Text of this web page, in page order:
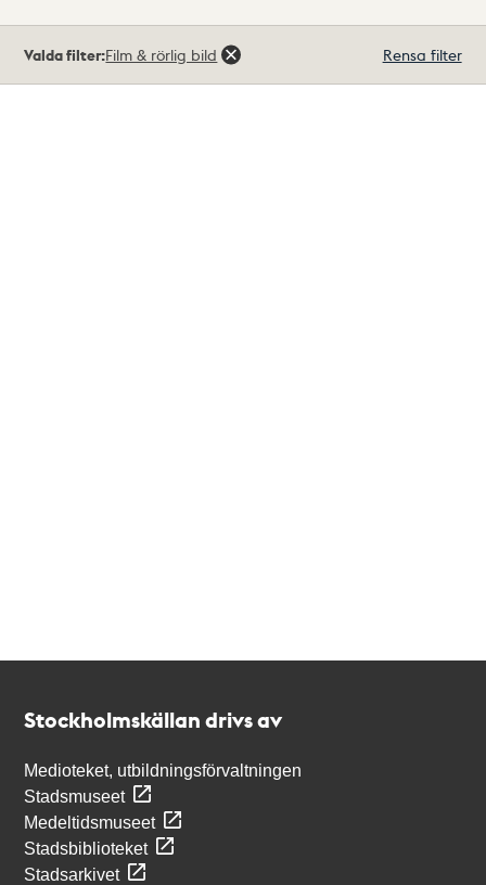
träffar
Valda filter:Film & rörlig bild Rensa filter
Stockholmskällan drivs av
Medioteket, utbildningsförvaltningen
Stadsmuseet
Medeltidsmuseet
Stadsbiblioteket
Stadsarkivet